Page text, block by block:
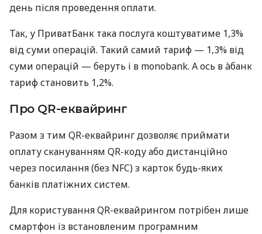
день після проведення оплати.
Так, у ПриватБанк така послуга коштуватиме 1,3%
від суми операцій. Такий самий тариф — 1,3% від
суми операцій — беруть і в monobank. А ось в àбанк
тариф становить 1,2%.
Про QR-еквайринг
Разом з тим QR-еквайринг дозволяє приймати
оплату скануванням QR-коду або дистанційно
через посилання (без NFC) з карток будь-яких
банків платіжних систем.
Для користування QR-еквайрингом потрібен лише
смартфон із встановленим програмним